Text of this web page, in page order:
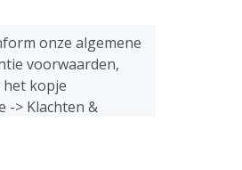
onze algemene
voorwaarden,
kopje
-> Klachten &